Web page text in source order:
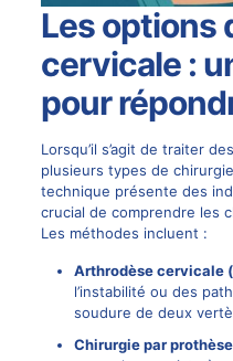
Les options
cervicale :
pour
Lorsqu’il s’agit de traiter
plusieurs types de
technique présente des
crucial de comprendre les
Les méthodes incluent :
Arthrodèse cervicale (
l’instabilité ou des
soudure de deux
Chirurgie par